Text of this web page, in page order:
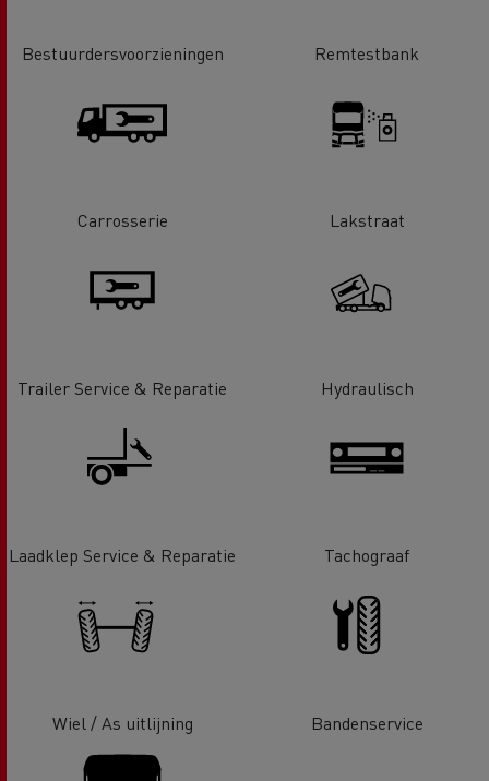
Bestuurdersvoorzieningen Remtestbank
Carrosserie Lakstraat
Trailer Service & Reparatie Hydraulisch
Laadklep Service & Reparatie Tachograaf
Wiel / As uitlijning Bandenservice